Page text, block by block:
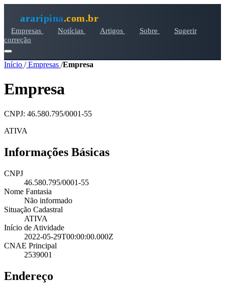
araripina.com.br
Empresas Notícias Artigos Sobre
Sugerir
correção
Início /Empresas /Empresa
Empresa
CNPJ: 46.580.795/0001-55
ATIVA
Informações Básicas
CNPJ
46.580.795/0001-55
Nome Fantasia
Não informado
Situação Cadastral
ATIVA
Início de Atividade
2022-05-29T00:00:00.000Z
CNAE Principal
2539001
Endereço